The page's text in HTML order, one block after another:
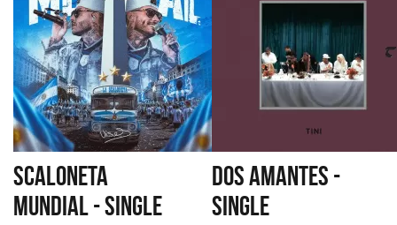
SCALONETA
MUNDIAL - SINGLE
DOS AMANTES -
SINGLE